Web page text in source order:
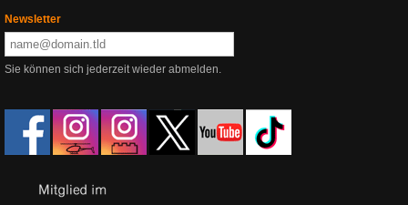
Newsletter
Sie können sich jederzeit wieder abmelden.